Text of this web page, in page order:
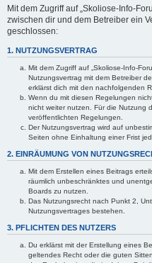
Mit dem Zugriff auf „Skoliose-Info-
zwischen dir und dem Betreiber ein
geschlossen:
1. NUTZUNGSVERTRAG
Mit dem Zugriff auf „Skoliose-Info-
Nutzungsvertrag mit dem Betreiber
erklärst dich mit den nachfolgenden
Wenn du mit diesen Regelungen
nicht weiter nutzen. Für die Nutzung
veröffentlichten Regelungen.
Der Nutzungsvertrag wird auf
Seiten ohne Einhaltung einer Frist
2. EINRÄUMUNG VON
Mit dem Erstellen eines Beitrags
räumlich unbeschränktes und
Boards zu nutzen.
Das Nutzungsrecht nach Punkt 2,
Nutzungsvertrages bestehen.
3. PFLICHTEN DES NUTZERS
Du erklärst mit der Erstellung eines
geltendes Recht oder die guten